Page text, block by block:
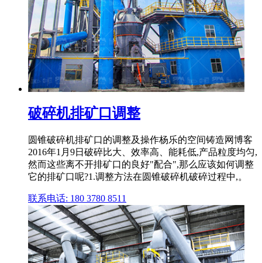
破碎机排矿口调整
圆锥破碎机排矿口的调整及操作杨乐的空间铸造网博客
2016年1月9日破碎比大、效率高、能耗低,产品粒度均匀,
然而这些离不开排矿口的良好"配合",那么应该如何调整
它的排矿口呢?1.调整方法在圆锥破碎机破碎过程中,。
联系电话: 180 3780 8511